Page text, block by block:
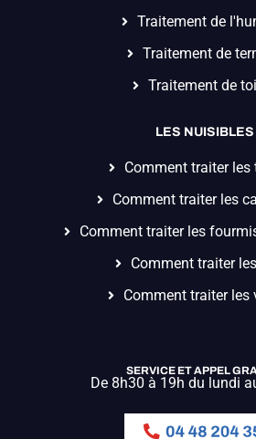
Traitement de
Traitement de
Traitement de
LES NUISIBLES
Comment traiter les
Comment traiter les
Comment traiter les
Comment traiter
Comment traiter les
SERVICE ET APPEL
De 8h30 à 19h du lundi